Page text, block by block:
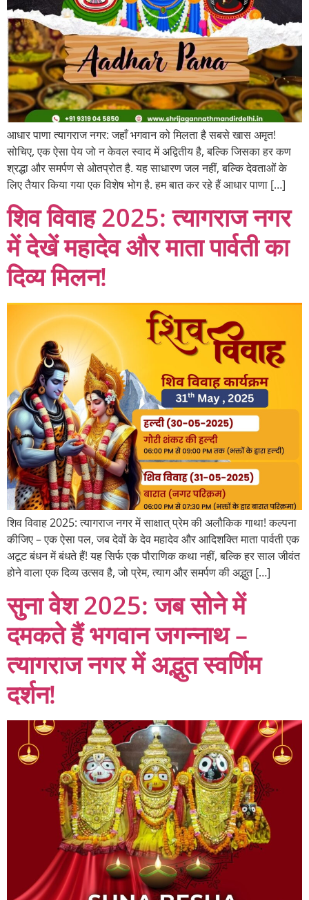
आधार पाणा त्यागराज नगर: जहाँ भगवान को मिलता है सबसे खास अमृत!
सोचिए, एक ऐसा पेय जो न केवल स्वाद में अद्वितीय है, बल्कि जिसका हर कण
श्रद्धा और समर्पण से ओतप्रोत है. यह साधारण जल नहीं, बल्कि देवताओं के
लिए तैयार किया गया एक विशेष भोग है. हम बात कर रहे हैं आधार पाणा […]
शिव विवाह 2025: त्यागराज नगर
में देखें महादेव और माता पार्वती का
दिव्य मिलन!
शिव विवाह 2025: त्यागराज नगर में साक्षात् प्रेम की अलौकिक गाथा! कल्पना
कीजिए – एक ऐसा पल, जब देवों के देव महादेव और आदिशक्ति माता पार्वती एक
अटूट बंधन में बंधते हैं! यह सिर्फ एक पौराणिक कथा नहीं, बल्कि हर साल जीवंत
होने वाला एक दिव्य उत्सव है, जो प्रेम, त्याग और समर्पण की अद्भुत […]
सुना वेश 2025: जब सोने में
दमकते हैं भगवान जगन्नाथ –
त्यागराज नगर में अद्भुत स्वर्णिम
दर्शन!